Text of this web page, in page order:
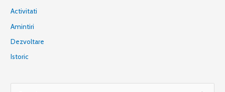
Activitati
Amintiri
Dezvoltare
Istoric